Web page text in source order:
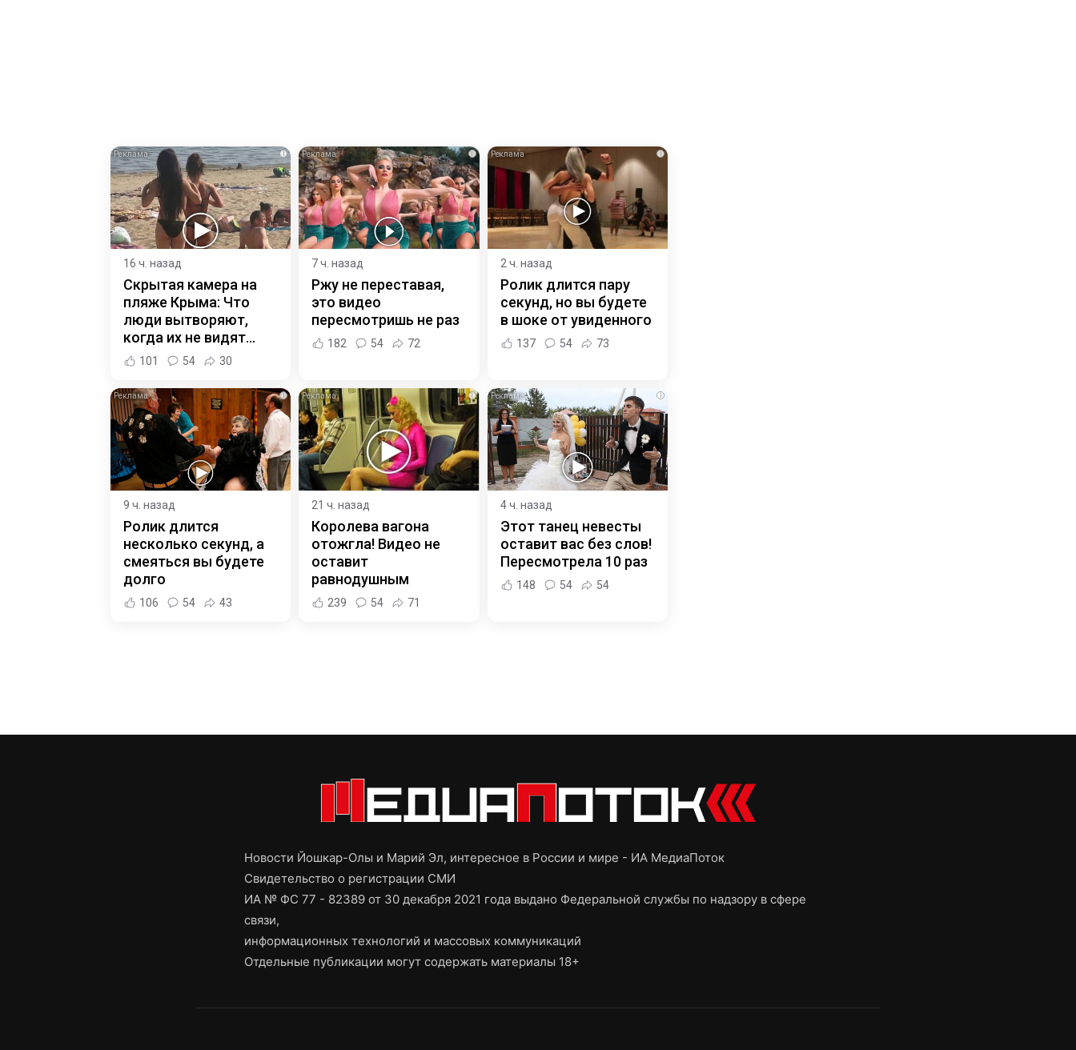
i
16 ч. назад
Скрытая камера на
пляже Крыма: Что
люди вытворяют,
когда их не видят...
101 54 30
i
7 ч. назад
Ржу не переставая,
это видео
пересмотришь не раз
182 54 72
i
2 ч. назад
Ролик длится пару
секунд, но вы будете
в шоке от увиденного
137 54 73
i
9 ч. назад
Ролик длится
несколько секунд, а
смеяться вы будете
долго
106 54 43
i
21 ч. назад
Королева вагона
отожгла! Видео не
оставит
равнодушным
239 54 71
i
4 ч. назад
Этот танец невесты
оставит вас без слов!
Пересмотрела 10 раз
148 54 54
Новости Йошкар-Олы и Марий Эл, интересное в России и мире - ИА МедиаПоток
Свидетельство о регистрации СМИ
ИА № ФС 77 - 82389 от 30 декабря 2021 года выдано Федеральной службы по надзору в сфере
связи,
информационных технологий и массовых коммуникаций
Отдельные публикации могут содержать материалы 18+